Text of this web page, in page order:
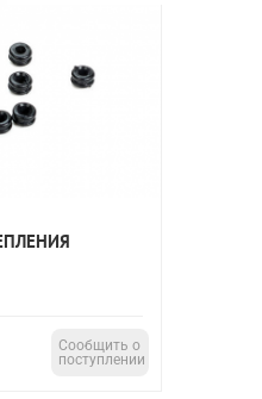
Сообщить о
поступлении